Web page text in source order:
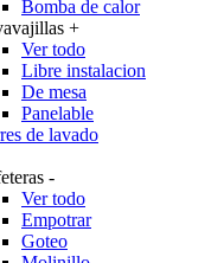
Bomba de calor
+
Ver todo
Libre instalacion
De mesa
Panelable
de lavado
-
Ver todo
Empotrar
Goteo